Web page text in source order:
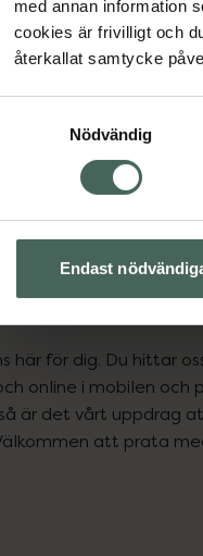
med annan information
cookies är frivilligt och
återkallat samtycke
Nödvändig
Endast
här för dig. Du hittar
online i mobilen och
är det vårt uppdrag
att prata